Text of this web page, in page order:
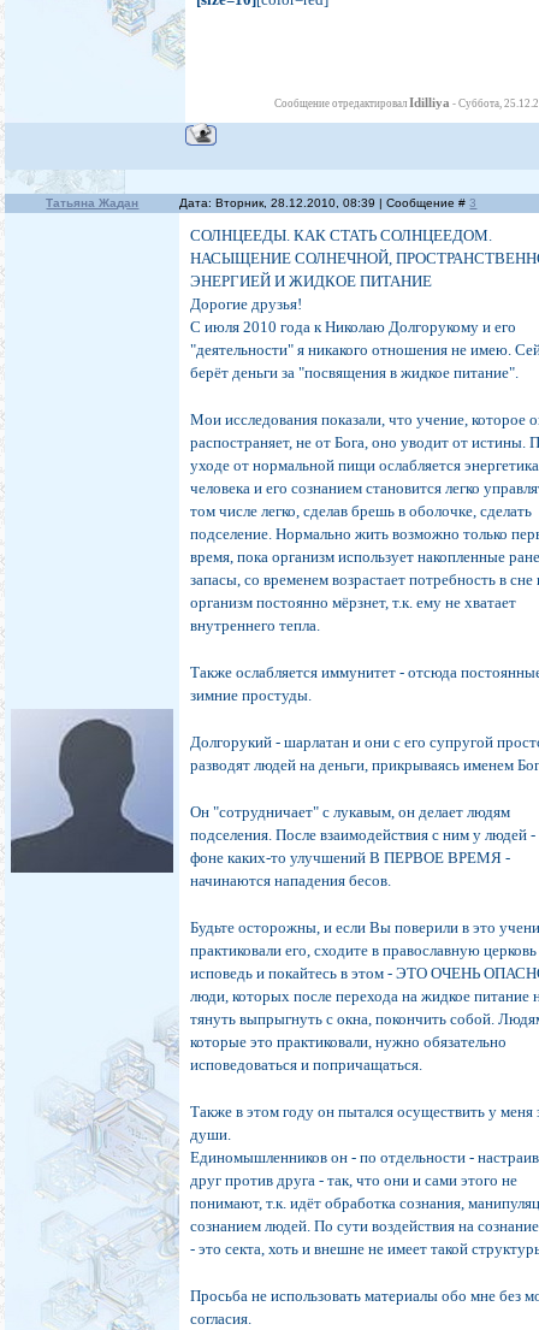
Сообщение отредактировалIdilliya -Суббота,
Татьяна Жадан Дата: Вторник, 28.12.2010, 08:39 | Сообщение #3
СОЛНЦЕЕДЫ. КАК СТАТЬ СОЛНЦЕЕДОМ.
НАСЫЩЕНИЕ СОЛНЕЧНОЙ,
ЭНЕРГИЕЙ И ЖИДКОЕ ПИТАНИЕ
Дорогие друзья!
С июля 2010 года к Николаю Долгорукому и его
"деятельности" я никакого отношения не имею.
берёт деньги за "посвящения в жидкое питание".
Мои исследования показали, что учение, которое
распостраняет, не от Бога, оно уводит от истины.
уходе от нормальной пищи ослабляется энергетика
человека и его сознанием становится легко
том числе легко, сделав брешь в оболочке, сделать
подселение. Нормально жить возможно только
время, пока организм использует накопленные
запасы, со временем возрастает потребность в сне
организм постоянно мёрзнет, т.к. ему не хватает
внутреннего тепла.
Также ослабляется иммунитет - отсюда
зимние простуды.
Долгорукий - шарлатан и они с его супругой
разводят людей на деньги, прикрываясь именем
Он "сотрудничает" с лукавым, он делает людям
подселения. После взаимодействия с ним у людей -
фоне каких-то улучшений В ПЕРВОЕ ВРЕМЯ -
начинаются нападения бесов.
Будьте осторожны, и если Вы поверили в это
практиковали его, сходите в православную
исповедь и покайтесь в этом - ЭТО ОЧЕНЬ
люди, которых после перехода на жидкое питание
тянуть выпрыгнуть с окна, покончить собой.
которые это практиковали, нужно обязательно
исповедоваться и попричащаться.
Также в этом году он пытался осуществить у меня
души.
Единомышленников он - по отдельности -
друг против друга - так, что они и сами этого не
понимают, т.к. идёт обработка сознания,
сознанием людей. По сути воздействия на
- это секта, хоть и внешне не имеет такой
Просьба не использовать материалы обо мне без
согласия.